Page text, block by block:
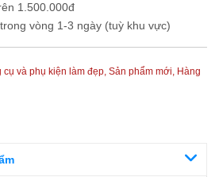
1.500.000đ
vòng 1-3 ngày (tuỳ khu vực)
cụ và phụ kiện làm đẹp, Sản phẩm mới, Hàng